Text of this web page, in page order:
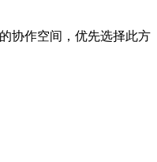
协作空间，优先选择此方